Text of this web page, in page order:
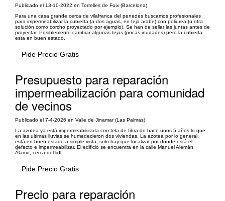
Publicado el 13-10-2022 en Torrelles de Foix (Barcelona)
Para una casa grande cerca de vilafranca del penedés buscamos profesionales
para impermeabilizar la cubierta (a dos aguas, en teja arabe) con poliurea (u otra
solución como corcho proyectado por ejemplo). Se han de sellar las juntas antes de
proyectar. Posiblemente cambiar algunas tejas (pocas inudades) pero la cubierta
esta en buen estado.
Pide Precio Gratis
Presupuesto para reparación
impermeabilización para comunidad
de vecinos
Publicado el 7-4-2026 en Valle de Jinamar (Las Palmas)
La azotea ya está impermeabilizada con tela de fibra de hace unos 5 años lo que
en las ultimas lluvias se humedecieron dos viviendas. La azotea por lo general,
está en buen estado a simple vista; solo hay que localizar por dónde está el
defecto e impermeabilizar. El edificio se encuentra en la calle Manuel Alemán
Álamo, cerca del lidl
Pide Precio Gratis
Precio para reparación